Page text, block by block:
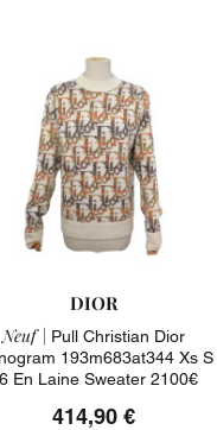
DIOR
Neuf | Pull Christian Dior
193m683at344 Xs S
En Laine Sweater 2100€
414,90 €